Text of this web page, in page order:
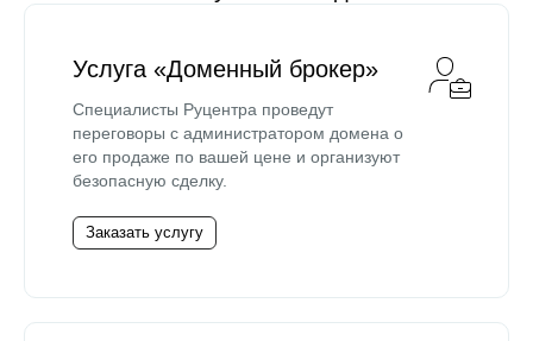
Услуга «Доменный брокер»
Специалисты Руцентра проведут
переговоры с администратором домена о
его продаже по вашей цене и организуют
безопасную сделку.
Заказать услугу